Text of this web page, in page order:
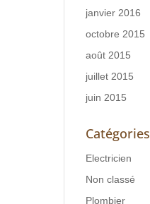
janvier 2016
octobre 2015
août 2015
juillet 2015
juin 2015
Catégories
Electricien
Non classé
Plombier